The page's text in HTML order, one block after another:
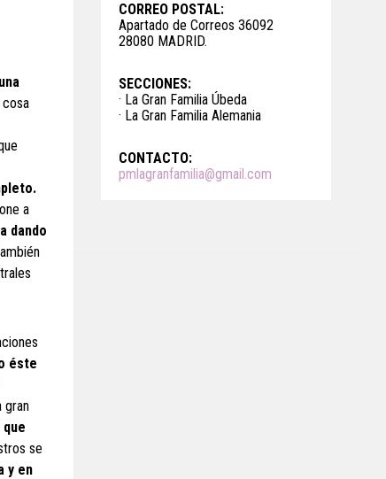
a
dando
éste
gran
se
y en
CORREO POSTAL:
Apartado de Correos 36092
28080 MADRID.
SECCIONES:
· La Gran Familia Úbeda
· La Gran Familia Alemania
CONTACTO:
pmlagranfamilia@gmail.com